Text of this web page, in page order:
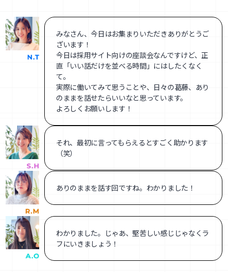
みなさん、今日はお集まりいただきありがとうご
ざいます！
今日は採用サイト向けの座談会なんですけど、正
直「いい話だけを並べる時間」にはしたくなく
て。
実際に働いてみて思うことや、日々の葛藤、あり
のままを話せたらいいなと思っています。
よろしくお願いします！
それ、最初に言ってもらえるとすごく助かります
（笑）
ありのままを話す回ですね。わかりました！
わかりました。じゃあ、堅苦しい感じじゃなくラ
フにいきましょう！